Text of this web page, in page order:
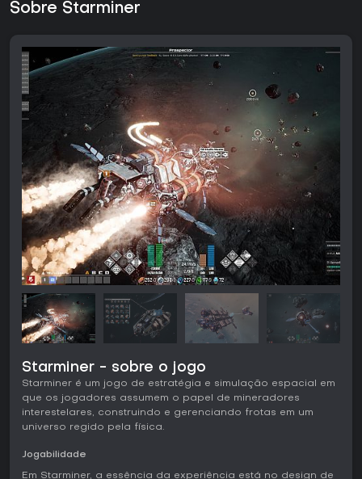
Sobre Starminer
Starminer - sobre o jogo
Starminer é um jogo de estratégia e simulação espacial em
que os jogadores assumem o papel de mineradores
interestelares, construindo e gerenciando frotas em um
universo regido pela física.
Jogabilidade
Em Starminer, a essência da experiência está no design de